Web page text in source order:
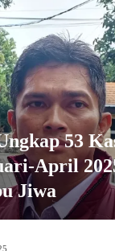
53
April
Jiwa